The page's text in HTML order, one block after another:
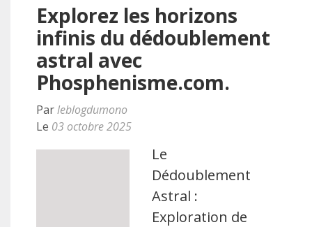
Explorez les horizons
infinis du dédoublement
astral avec
Phosphenisme.com.
Parleblogdumono
Le 03 octobre 2025
Le
Dédoublement
Astral :
Exploration de